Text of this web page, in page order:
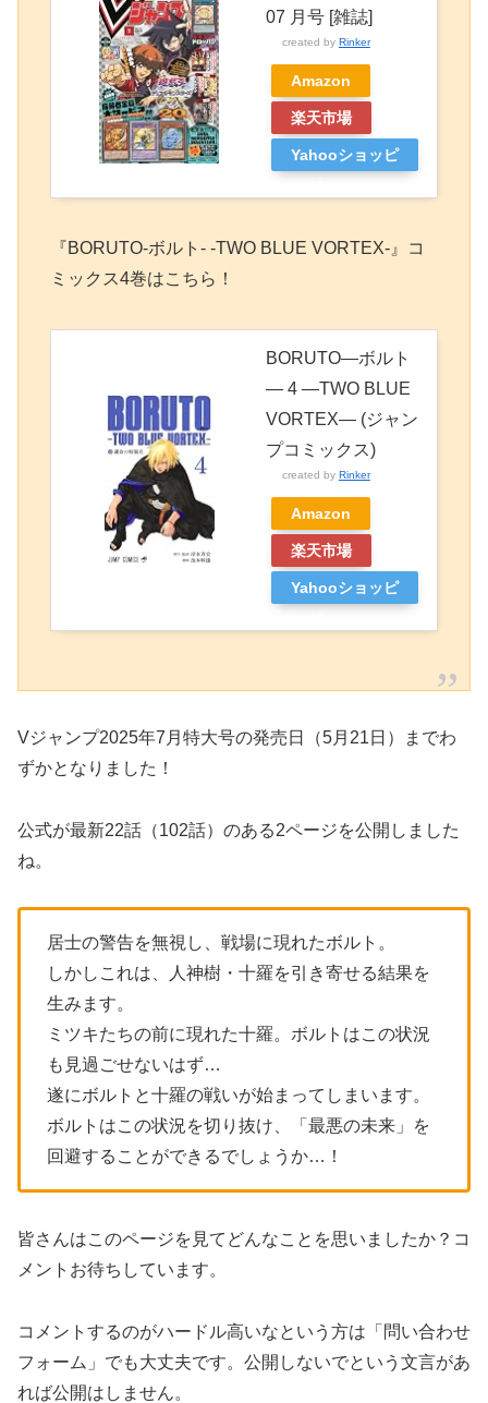
07 月号 [雑誌]
created by Rinker
Amazon
楽天市場
Yahooショッピ
『BORUTO-ボルト- -TWO BLUE VORTEX-』コ
ミックス4巻はこちら！
BORUTO―ボルト
― 4 ―TWO BLUE
VORTEX― (ジャン
プコミックス)
created by Rinker
Amazon
楽天市場
Yahooショッピ
Vジャンプ2025年7月特大号の発売日（5月21日）までわ
ずかとなりました！
公式が最新22話（102話）のある2ページを公開しました
ね。
居士の警告を無視し、戦場に現れたボルト。
しかしこれは、人神樹・十羅を引き寄せる結果を
生みます。
ミツキたちの前に現れた十羅。ボルトはこの状況
も見過ごせないはず…
遂にボルトと十羅の戦いが始まってしまいます。
ボルトはこの状況を切り抜け、「最悪の未来」を
回避することができるでしょうか…！
皆さんはこのページを見てどんなことを思いましたか？コ
メントお待ちしています。
コメントするのがハードル高いなという方は「問い合わせ
フォーム」でも大丈夫です。公開しないでという文言があ
れば公開はしません。